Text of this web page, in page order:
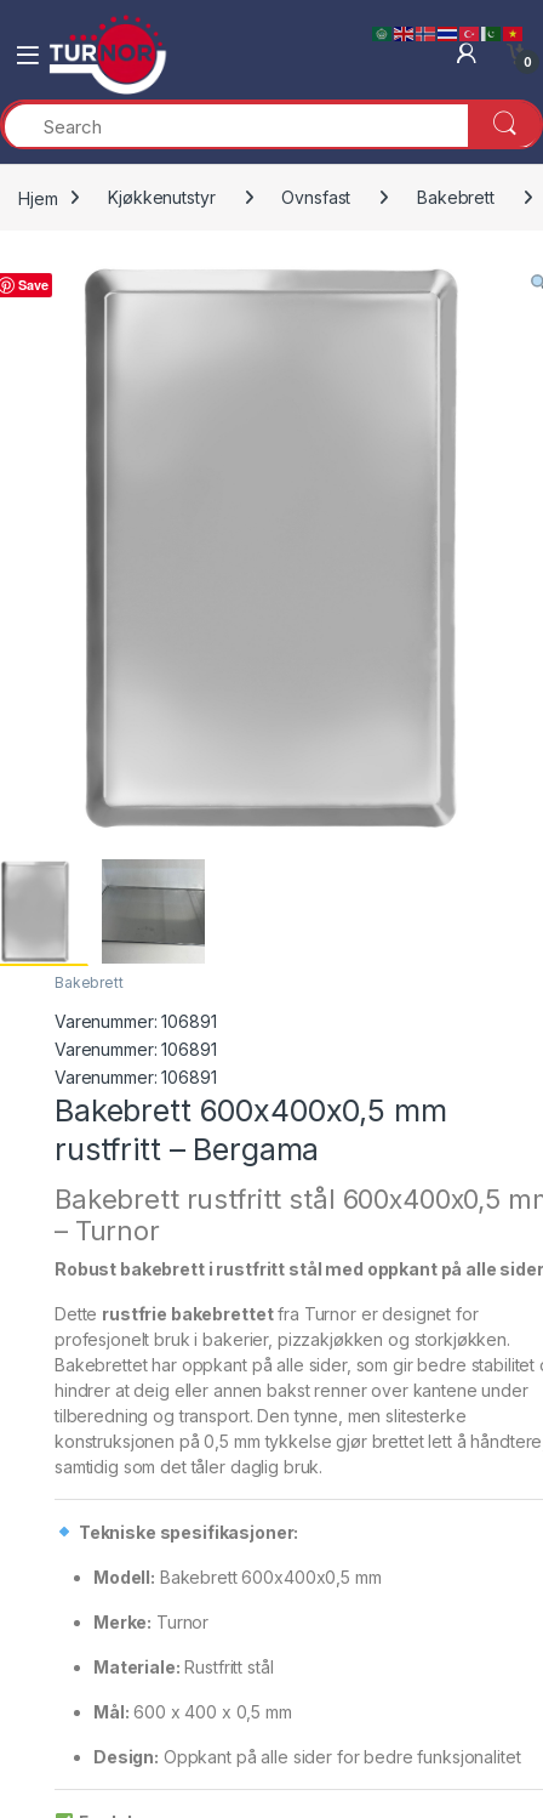
Skip to navigation
Skip to content
0
Hjem Kjøkkenutstyr Ovnsfast Bakebrett
Save
Bakebrett
Varenummer:106891
Varenummer: 106891
Varenummer:106891
Bakebrett 600x400x0,5 mm
rustfritt – Bergama
Bakebrett rustfritt stål 600x400x0,5
– Turnor
Robust bakebrett i rustfritt stål med oppkant på alle sider
Dette rustfrie bakebrettetfra Turnor er designet for
profesjonelt bruk i bakerier, pizzakjøkken og storkjøkken.
Bakebrettet har oppkant på alle sider, som gir bedre stabilitet
hindrer at deig eller annen bakst renner over kantene under
tilberedning og transport. Den tynne, men slitesterke
konstruksjonen på 0,5 mm tykkelse gjør brettet lett å
samtidig som det tåler daglig bruk.
Tekniske spesifikasjoner:
Modell: Bakebrett 600x400x0,5 mm
Merke: Turnor
Materiale: Rustfritt stål
Mål: 600 x 400 x 0,5 mm
Design: Oppkant på alle sider for bedre funksjonalitet